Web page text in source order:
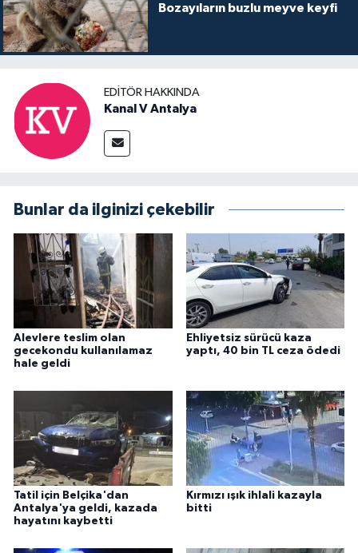
Bozayıların buzlu meyve keyfi
EDITÖR HAKKINDA
Kanal V Antalya
Bunlar da ilginizi çekebilir
Alevlere teslim olan
gecekondu kullanılamaz
hale geldi
Ehliyetsiz sürücü kaza
yaptı, 40 bin TL ceza ödedi
Tatil için Belçika'dan
Antalya'ya geldi, kazada
hayatını kaybetti
Kırmızı ışık ihlali kazayla
bitti